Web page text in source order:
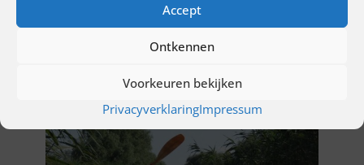
Accept
Ontkennen
Voorkeuren bekijken
PrivacyverklaringImpressum